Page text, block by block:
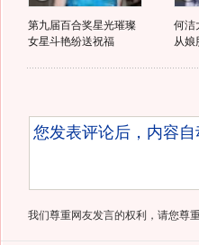
第九届百合奖星光璀璨
女星斗艳纷送祝福
何洁
从娘
我们尊重网友发言的权利，请您尊